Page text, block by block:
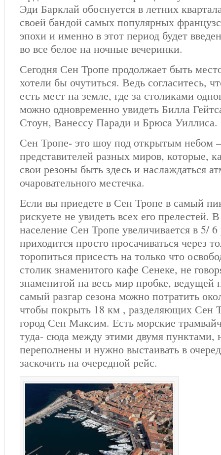
Эди Барклай обоснуется в летних
своей бандой самых популярных
эпохи и именно в этот период будет
во все белое на ночные вечеринки.
Сегодня Сен Тропе продолжает быть
хотели бы очутиться. Ведь согласитесь,
есть мест на земле, где за столиками
можно одновременно увидеть Билла
Стоун, Ванессу Паради и Брюса Уиллиса.
Сен Тропе- это шоу под открытым небом
представителей разных миров, которые,
свои резоны быть здесь и наслаждаться
очаровательного местечка.
Если вы приедете в Сен Тропе в самый
рискуете не увидеть всех его прелестей.
население Сен Тропе увеличивается в 5/
приходится просто просачиваться через
торопиться присесть на только что
столик знаменитого кафе Сенеке, не
знаменитой на весь мир пробке, ведущей
самый разгар сезона можно потратить
чтобы покрыть 18 км , разделяющих Сен
город Сен Максим. Есть морские
туда- сюда между этими двумя пунктами,
переполнены и нужно выстаивать в
заскочить на очередной рейс.